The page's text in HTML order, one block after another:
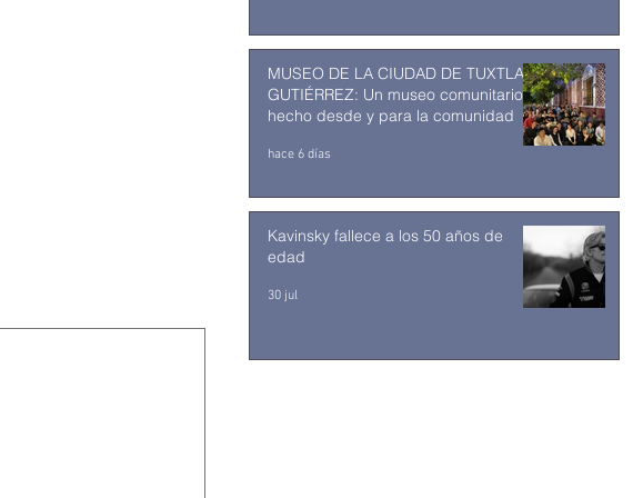
MUSEO DE LA CIUDAD DE TUXTLA
GUTIÉRREZ: Un museo comunitario
hecho desde y para la comunidad
hace 6 días
Kavinsky fallece a los 50 años de
edad
30 jul